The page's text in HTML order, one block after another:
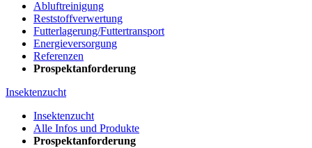
Abluftreinigung
Reststoffverwertung
Futterlagerung/Futtertransport
Energieversorgung
Referenzen
Prospektanforderung
Insektenzucht
Insektenzucht
Alle Infos und Produkte
Prospektanforderung